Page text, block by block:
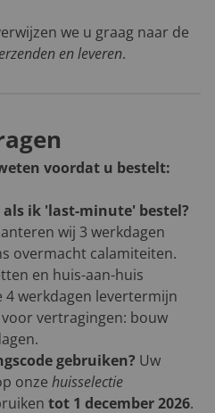
we u graag naar de
en leveren.
voordat u bestelt:
ik 'last-minute' bestel?
wij 3 werkdagen
overmacht calamiteiten.
en huis-aan-huis
werkdagen levertermijn
vertragingen: bouw
gebruiken? Uw
onze huisselectie
tot 1 december 2026.